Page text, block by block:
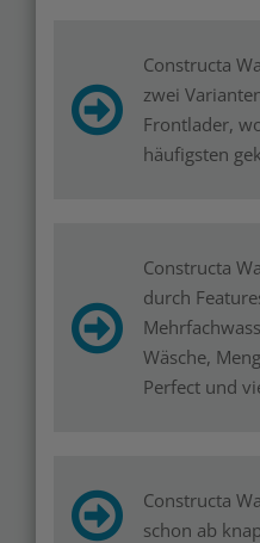
Constructa
zwei
Frontlader,
häufigsten
Constructa
durch
Wäsche,
Perfect und
Constructa
schon ab